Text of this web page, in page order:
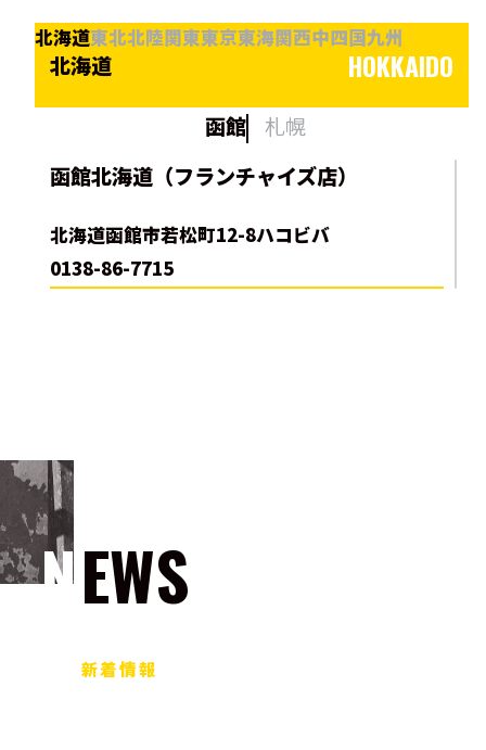
北海道東北北陸関東東京東海関西中四国九州
北海道 HOKKAIDO
函館
札幌
函館北海道（フランチャイズ店）
北海道函館市若松町12-8ハコビバ
0138-86-7715
NEWS
新着情報